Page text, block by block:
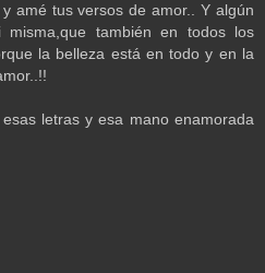
amé tus versos de amor.. Y algún
también en todos los
la belleza está en todo y en la
letras y esa mano enamorada